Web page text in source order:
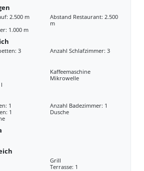
2.500 m
Abstand Restaurant: 2.500
m
1.000 m
3 Anzahl Schlafzimmer: 3
Kaffeemaschine
Mikrowelle
1
Anzahl Badezimmer: 1
1
Dusche
Grill
Terrasse: 1